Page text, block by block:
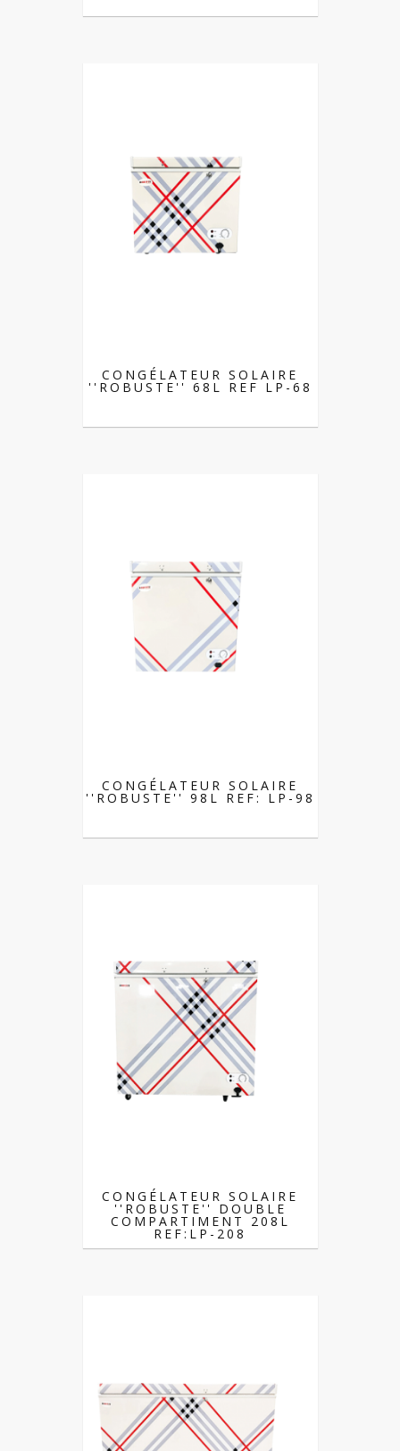
CONGÉLATEUR SOLAIRE
''ROBUSTE'' 68L REF LP-68
CONGÉLATEUR SOLAIRE
''ROBUSTE'' 98L REF: LP-98
CONGÉLATEUR SOLAIRE
''ROBUSTE'' DOUBLE
COMPARTIMENT 208L
REF:LP-208